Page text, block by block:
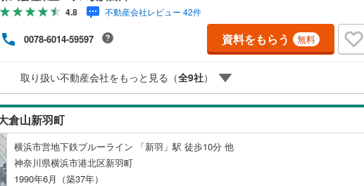
o！ JAPAN IDでログインしてください。※PayPayボーナスライトは出金と譲渡
はできません。有効期限は付与日から60日です。ーーーーーーーーーーーーー
ーーーーーーーーーーーーー紹介金融機関/都市銀行利率/年利 0.95％（変動金
利）※上記金利は 2026年8月時点 のものであり、実際の適用金利は融資実行時
のものとなります。金利情勢により表記の返済額と異なる場合があります。ー
4.8 不動産会社レビュー 42件
0078-6014-59597 資料をもらう 無料
取り扱い不動産会社をもっと見る（全9社）
倉山新羽町
横浜市営地下鉄ブルーライン 「新羽」駅 徒歩10分 他
神奈川県横浜市港北区新羽町
1990年6月（築37年）